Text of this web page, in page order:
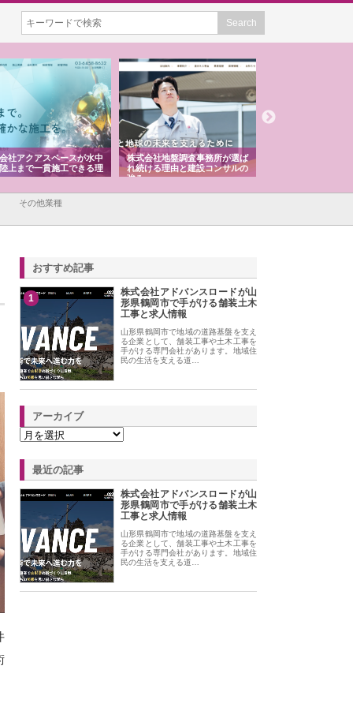
社アクアスペースが水中
上まで一貫施工できる理
株式会社地盤調査事務所が選ば
れ続ける理由と建設コンサルの
強み
その他業種
おすすめ記事
1
株式会社アドバンスロードが山
形県鶴岡市で手がける舗装土木
工事と求人情報
山形県鶴岡市で地域の道路基盤を支え
る企業として、舗装工事や土木工事を
手がける専門会社があります。地域住
民の生活を支える道…
アーカイブ
最近の記事
株式会社アドバンスロードが山
形県鶴岡市で手がける舗装土木
工事と求人情報
山形県鶴岡市で地域の道路基盤を支え
る企業として、舗装工事や土木工事を
手がける専門会社があります。地域住
民の生活を支える道…